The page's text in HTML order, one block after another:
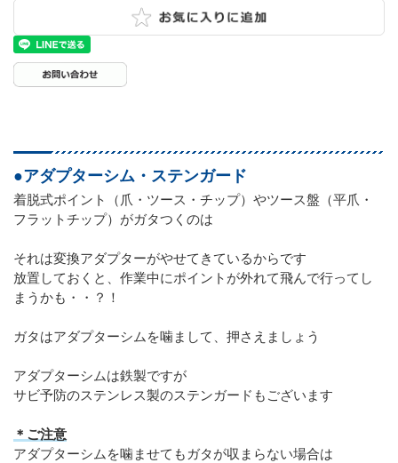
●アダプターシム・ステンガード
着脱式ポイント（爪・ツース・チップ）やツース盤（平爪・
フラットチップ）がガタつくのは
それは変換アダプターがやせてきているからです
放置しておくと、作業中にポイントが外れて飛んで行ってし
まうかも・・？！
ガタはアダプターシムを噛まして、押さえましょう
アダプターシムは鉄製ですが
サビ予防のステンレス製のステンガードもございます
＊ご注意
アダプターシムを噛ませてもガタが収まらない場合は